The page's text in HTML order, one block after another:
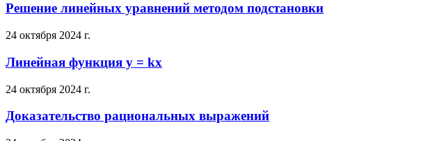
Решение линейных уравнений методом подстановки
24 октября 2024 г.
Линейная функция y = kx
24 октября 2024 г.
Доказательство рациональных выражений